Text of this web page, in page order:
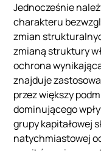
Jednocześnie
charakteru
zmian
zmianą struktury
ochrona
znajduje
przez większy
dominującego
grupy kapitałowej
natychmiastowej